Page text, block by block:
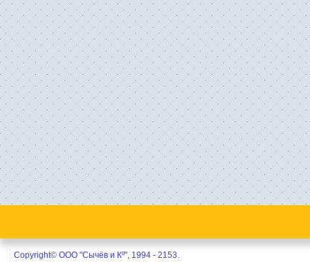
Copyright© ООО "Сычёв и Кº", 1994 - 2153.